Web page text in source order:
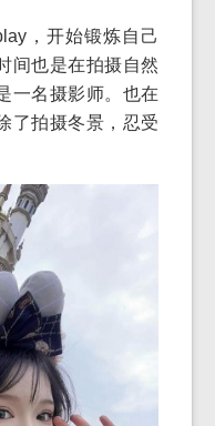
，开始锻炼自己
间也是在拍摄自然
一名摄影师。也在
了拍摄冬景，忍受